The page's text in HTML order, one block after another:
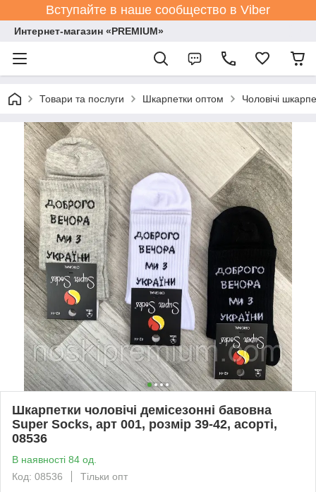
Вступайте в наше сообщество в Viber
Интернет-магазин «PREMIUM»
Товари та послуги Шкарпетки оптом Чоловічі
Шкарпетки чоловічі демісезонні бавовна
Super Socks, арт 001, розмір 39-42, асорті,
08536
В наявності 84 од.
Код: 08536
Тільки опт